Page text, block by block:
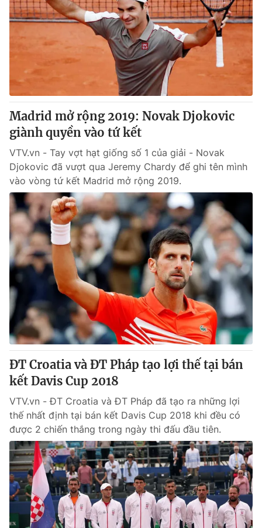
Thế giới
Tin tức
Thế giới đó đây
Câu chuyện quốc tế
Kinh tế
Tài chính
Thị trường
Góc doanh nghiệp
Dữ liệu và đời sống
Truyền hình
Phim VTV
Hậu trường
Nhân vật
Khán giả
Giải sao mai
Giải trí
Điện ảnh
Âm nhạc
Sao
Đời sống
Du lịch
Làm đẹp
Chất lượng cuộc sống
Giáo dục
Tuyển sinh
Học trực tuyến
Công nghệ
Hitech Công nghệ tương lai
Sản phẩm
Thị trường
Tư vấn
Giao lưu trực tuyến
Lịch phát sóng
Chuyên mục khác
Emagazine
Photo Infographic
Video Shorts video
VTV Money VTV Thể thao
VTV Sức khoẻ Bất động sản
Madrid mở rộng 2019: Novak Djokovic
giành quyền vào tứ kết
VTV.vn - Tay vợt hạt giống số 1 của giải - Novak
Djokovic đã vượt qua Jeremy Chardy để ghi tên mình
vào vòng tứ kết Madrid mở rộng 2019.
ĐT Croatia và ĐT Pháp tạo lợi thế tại bán
kết Davis Cup 2018
VTV.vn - ĐT Croatia và ĐT Pháp đã tạo ra những lợi
thế nhất định tại bán kết Davis Cup 2018 khi đều có
được 2 chiến thắng trong ngày thi đấu đầu tiên.